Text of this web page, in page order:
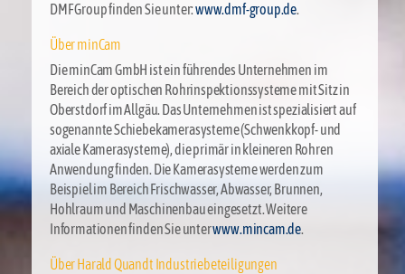
DMF Group finden Sie unter:www.dmf-group.de.
Über minCam
Die minCam GmbH ist ein führendes Unternehmen im
Bereich der optischen Rohrinspektionssysteme mit Sitz in
Oberstdorf im Allgäu. Das Unternehmen ist spezialisiert auf
sogenannte Schiebekamerasysteme (Schwenkkopf- und
axiale Kamerasysteme), die primär in kleineren Rohren
Anwendung finden. Die Kamerasysteme werden zum
Beispiel im Bereich Frischwasser, Abwasser, Brunnen,
Hohlraum und Maschinenbau eingesetzt. Weitere
Informationen finden Sie unterwww.mincam.de.
Über Harald Quandt Industriebeteiligungen